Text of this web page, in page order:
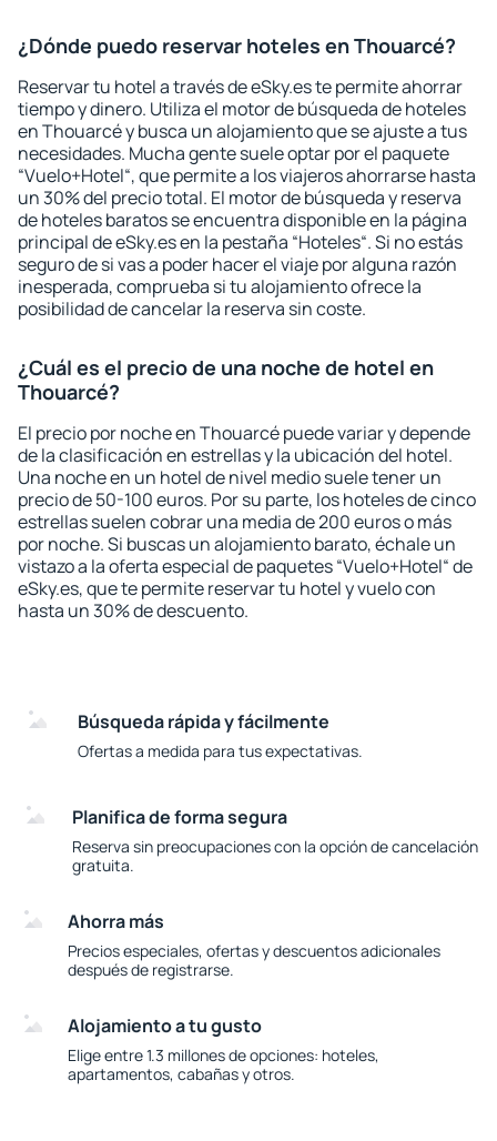
¿Dónde puedo reservar hoteles en Thouarcé?
Reservar tu hotel a través de eSky.es te permite ahorrar
tiempo y dinero. Utiliza el motor de búsqueda de hoteles
en Thouarcé y busca un alojamiento que se ajuste a tus
necesidades. Mucha gente suele optar por el paquete
“Vuelo+Hotel“, que permite a los viajeros ahorrarse hasta
un 30% del precio total. El motor de búsqueda y reserva
de hoteles baratos se encuentra disponible en la página
principal de eSky.es en la pestaña “Hoteles“. Si no estás
seguro de si vas a poder hacer el viaje por alguna razón
inesperada, comprueba si tu alojamiento ofrece la
posibilidad de cancelar la reserva sin coste.
¿Cuál es el precio de una noche de hotel en
Thouarcé?
El precio por noche en Thouarcé puede variar y depende
de la clasificación en estrellas y la ubicación del hotel.
Una noche en un hotel de nivel medio suele tener un
precio de 50-100 euros. Por su parte, los hoteles de cinco
estrellas suelen cobrar una media de 200 euros o más
por noche. Si buscas un alojamiento barato, échale un
vistazo a la oferta especial de paquetes “Vuelo+Hotel“ de
eSky.es, que te permite reservar tu hotel y vuelo con
hasta un 30% de descuento.
Búsqueda rápida y fácilmente
Ofertas a medida para tus expectativas.
Planifica de forma segura
Reserva sin preocupaciones con la opción de cancelación
gratuita.
Ahorra más
Precios especiales, ofertas y descuentos adicionales
después de registrarse.
Alojamiento a tu gusto
Elige entre 1.3 millones de opciones: hoteles,
apartamentos, cabañas y otros.